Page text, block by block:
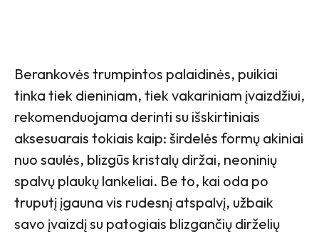
Berankovės trumpintos palaidinės, puikiai
tinka tiek dieniniam, tiek vakariniam įvaizdžiui,
rekomenduojama derinti su išskirtiniais
aksesuarais tokiais kaip: širdelės formų akiniai
nuo saulės, blizgūs kristalų diržai, neoninių
spalvų plaukų lankeliai. Be to, kai oda po
truputį įgauna vis rudesnį atspalvį, užbaik
savo įvaizdį su patogiais blizgančių dirželių